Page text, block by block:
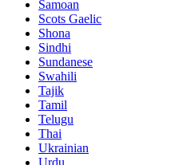
Samoan
Scots Gaelic
Shona
Sindhi
Sundanese
Swahili
Tajik
Tamil
Telugu
Thai
Ukrainian
Urdu